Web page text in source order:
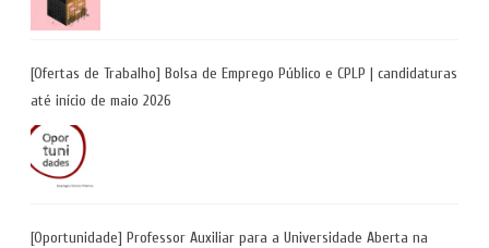
[Ofertas de Trabalho] Bolsa de Emprego Público e CPLP | candidaturas
até início de maio 2026
[Oportunidade] Professor Auxiliar para a Universidade Aberta na